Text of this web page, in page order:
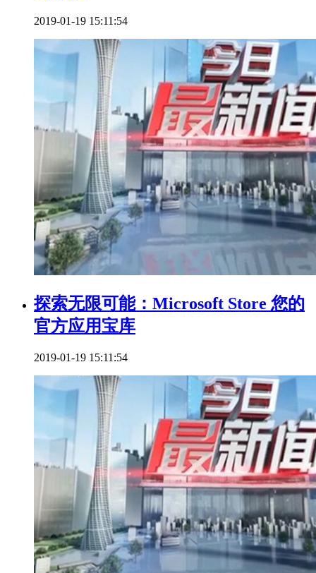
2019-01-19 15:11:54
探索无限可能：Microsoft Store 您的
官方应用宝库
2019-01-19 15:11:54